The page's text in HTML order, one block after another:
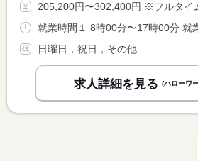
205,200円〜302,400円 ※フルタイム求人の場合は月額（換算額）、パート求
日曜日，祝日，その他
求人詳細を見る (ハローワ